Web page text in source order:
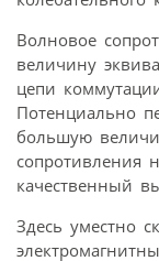
Волновое
величину
цепи
Потенциально
большую
сопротивления
качественный
Здесь уместно